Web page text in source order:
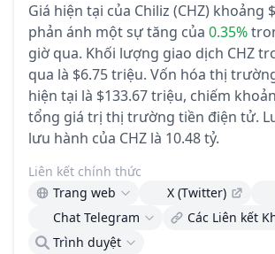
Giá hiện tại của Chiliz (CHZ) khoảng
phản ánh một sự tăng của 0.35%
giờ qua. Khối lượng giao dịch CHZ
qua là $6.75 triệu. Vốn hóa thị
hiện tại là $133.67 triệu, chiếm
tổng giá trị thị trường tiền điện tử.
lưu hành của CHZ là 10.48 tỷ.
Liên kết chính thức
Trang web
X (Twitter)
Chat Telegram
Các Liên kết
Trình duyệt